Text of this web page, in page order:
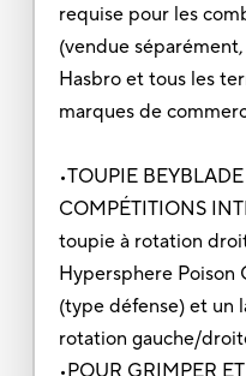
requise pour les
(vendue
Hasbro et tous les
marques de
•TOUPIE
COMPÉTITIONS
toupie à rotation
Hypersphere Poison
(type défense) et un
rotation gauche/
•POUR GRIMPER